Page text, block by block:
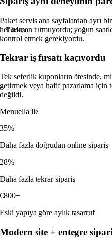
İleri
Menuella'yı
Türkçe
Paket servis ana sayfalardan ayrı
her zaman tutmuyordu; yoğun
kontrol etmek gerekiyordu.
Tekrar iş fırsatı kaçıyordu
Tek seferlik kuponların ötesinde,
getirmek veya hafif pazarlama için
değildi.
Menuella ile
35%
Daha fazla doğrudan online sipariş
28%
Daha fazla tekrar sipariş
€800+
Eski yapıya göre aylık tasarruf
Modern site + entegre